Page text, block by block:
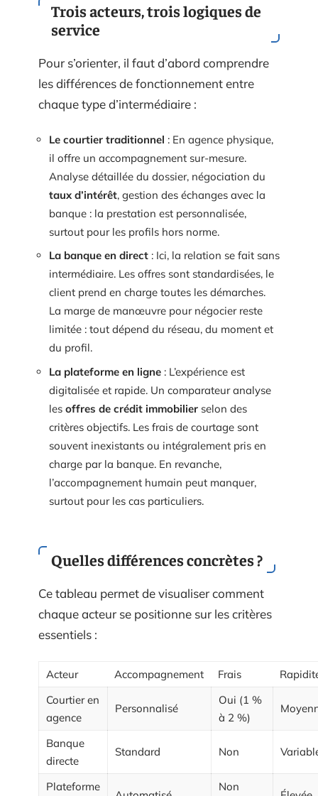
Trois acteurs, trois logiques de
service
Pour s’orienter, il faut d’abord comprendre
les différences de fonctionnement entre
chaque type d’intermédiaire :
Le courtier traditionnel : En agence physique,
il offre un accompagnement sur-mesure.
Analyse détaillée du dossier, négociation du
taux d’intérêt, gestion des échanges avec la
banque : la prestation est personnalisée,
surtout pour les profils hors norme.
La banque en direct : Ici, la relation se fait sans
intermédiaire. Les offres sont standardisées, le
client prend en charge toutes les démarches.
La marge de manœuvre pour négocier reste
limitée : tout dépend du réseau, du moment et
du profil.
La plateforme en ligne : L’expérience est
digitalisée et rapide. Un comparateur analyse
les offres de crédit immobilier selon des
critères objectifs. Les frais de courtage sont
souvent inexistants ou intégralement pris en
charge par la banque. En revanche,
l’accompagnement humain peut manquer,
surtout pour les cas particuliers.
Quelles différences concrètes ?
Ce tableau permet de visualiser comment
chaque acteur se positionne sur les critères
essentiels :
Acteur Accompagnement Frais
Courtier en
agence
Personnalisé
Oui (1 %
à 2 %)
Banque
directe
Standard Non
Plateforme
Non